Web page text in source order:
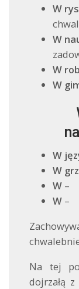
W
W
W
W
W
W
W –
W –
Na tej
dojrzałą